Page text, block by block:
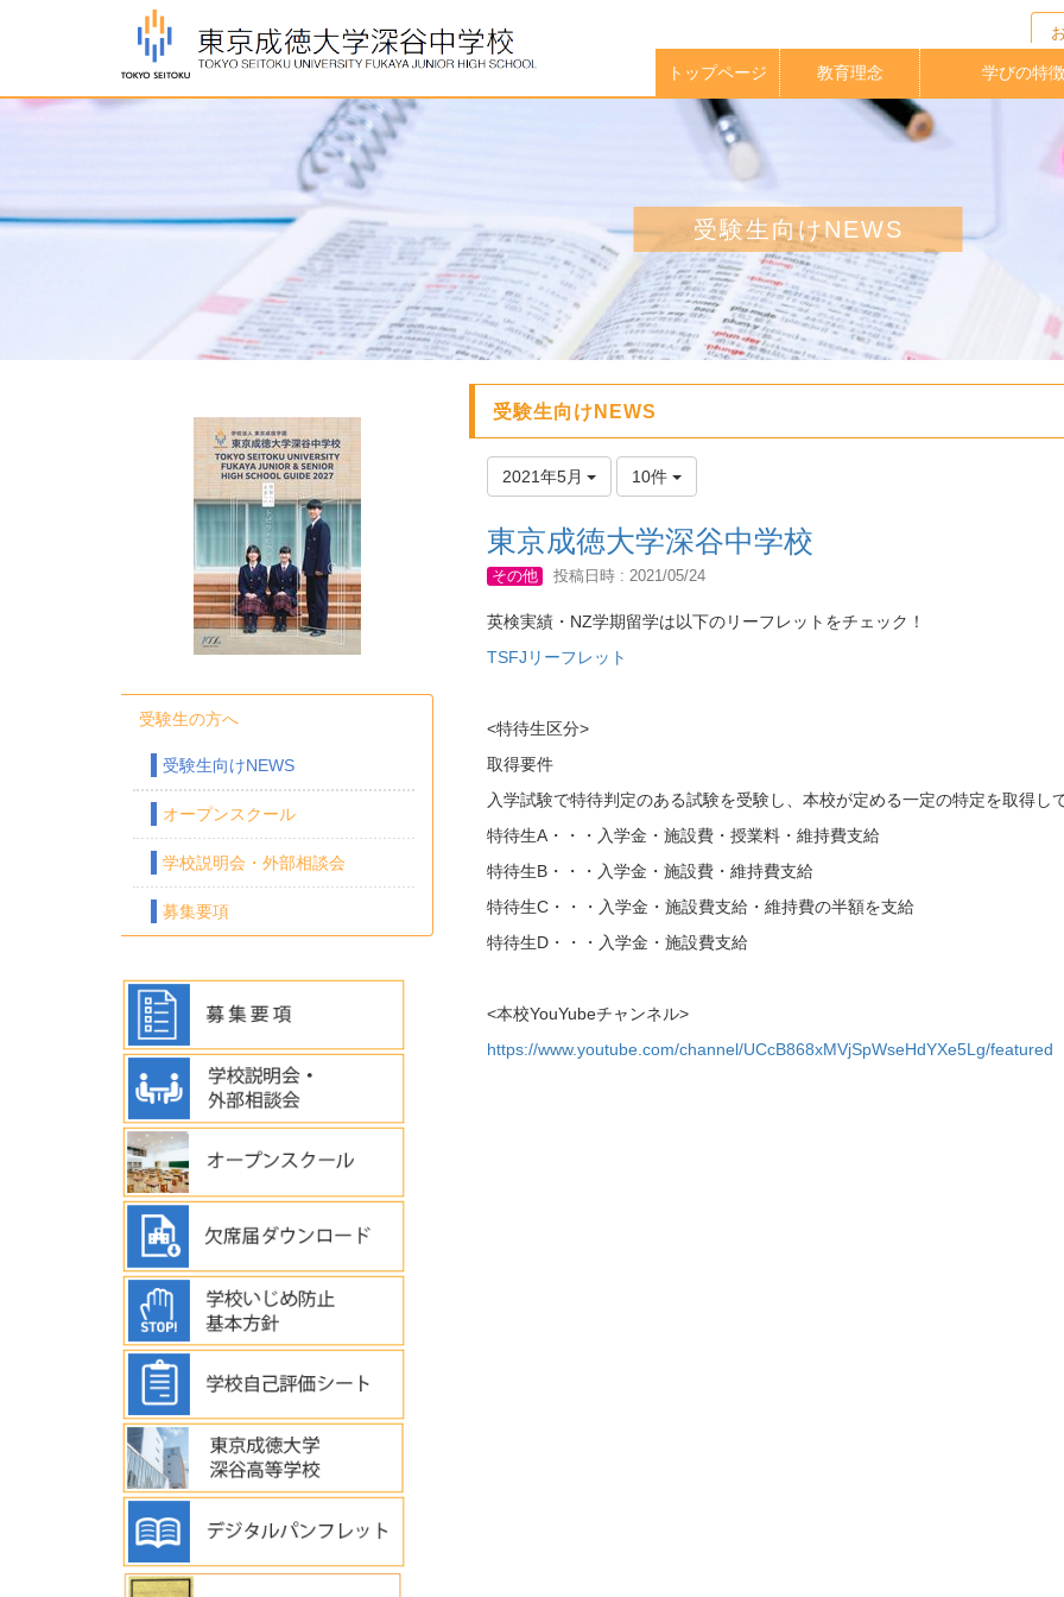
トップページ 教育理念
校長メッセージ
学びの特徴
実践的英語力
イングリッシュ
アクティブラー
海外大学指定
受験生向けNEWS
受験生向けNEWS
2021年5月 10件
東京成徳大学深谷中学校
その他 投稿日時 : 2021/05/24
英検実績・NZ学期留学は以下のリーフレットをチェック！
TSFJリーフレット
<特待生区分>
取得要件
入学試験で特待判定のある試験を受験し、本校が定める一定の特定を取得し
特待生A・・・入学金・施設費・授業料・維持費支給
特待生B・・・入学金・施設費・維持費支給
特待生C・・・入学金・施設費支給・維持費の半額を支給
特待生D・・・入学金・施設費支給
<本校YouYubeチャンネル>
https://www.youtube.com/channel/UCcB868xMVjSpWseHdYXe5Lg/featured
受験生の方へ
受験生向けNEWS
オープンスクール
学校説明会・外部相談会
募集要項